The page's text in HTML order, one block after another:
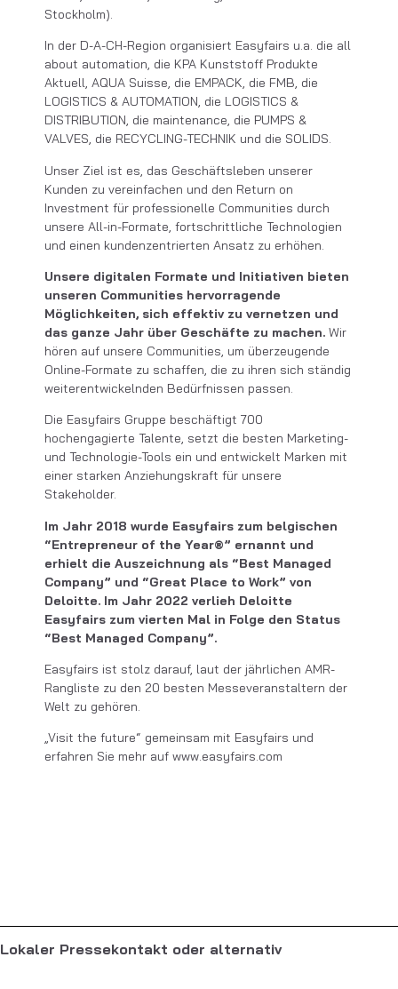
Stockholm).
In der D-A-CH-Region organisiert Easyfairs u.a. die all
about automation, die KPA Kunststoff Produkte
Aktuell, AQUA Suisse, die EMPACK, die FMB, die
LOGISTICS & AUTOMATION, die LOGISTICS &
DISTRIBUTION, die maintenance, die PUMPS &
VALVES, die RECYCLING-TECHNIK und die SOLIDS.
Unser Ziel ist es, das Geschäftsleben unserer
Kunden zu vereinfachen und den Return on
Investment für professionelle Communities durch
unsere All-in-Formate, fortschrittliche Technologien
und einen kundenzentrierten Ansatz zu erhöhen.
Unsere digitalen Formate und Initiativen bieten
unseren Communities hervorragende
Möglichkeiten, sich effektiv zu vernetzen und
das ganze Jahr über Geschäfte zu machen. Wir
hören auf unsere Communities, um überzeugende
Online-Formate zu schaffen, die zu ihren sich ständig
weiterentwickelnden Bedürfnissen passen.
Die Easyfairs Gruppe beschäftigt 700
hochengagierte Talente, setzt die besten Marketing-
und Technologie-Tools ein und entwickelt Marken mit
einer starken Anziehungskraft für unsere
Stakeholder.
Im Jahr 2018 wurde Easyfairs zum belgischen
“Entrepreneur of the Year®” ernannt und
erhielt die Auszeichnung als “Best Managed
Company” und “Great Place to Work” von
Deloitte. Im Jahr 2022 verlieh Deloitte
Easyfairs zum vierten Mal in Folge den Status
“Best Managed Company”.
Easyfairs ist stolz darauf, laut der jährlichen AMR-
Rangliste zu den 20 besten Messeveranstaltern der
Welt zu gehören.
„Visit the future“ gemeinsam mit Easyfairs und
erfahren Sie mehr auf www.easyfairs.com
Lokaler Pressekontakt oder alternativ